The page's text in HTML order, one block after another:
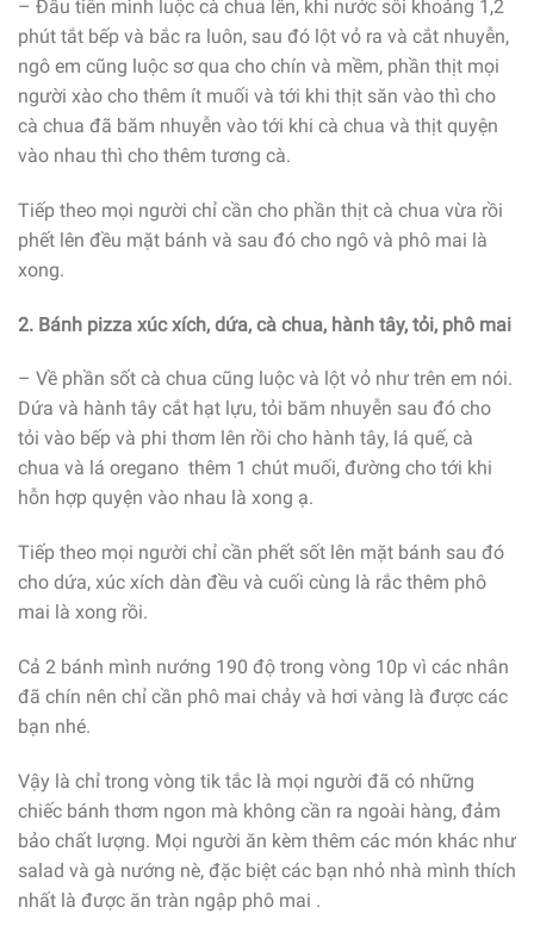
– Đầu tiên mình luộc cà chua lên, khi nước sôi khoảng 1,2
phút tắt bếp và bắc ra luôn, sau đó lột vỏ ra và cắt nhuyễn,
ngô em cũng luộc sơ qua cho chín và mềm, phần thịt mọi
người xào cho thêm ít muối và tới khi thịt săn vào thì cho
cà chua đã băm nhuyễn vào tới khi cà chua và thịt quyện
vào nhau thì cho thêm tương cà.
Tiếp theo mọi người chỉ cần cho phần thịt cà chua vừa rồi
phết lên đều mặt bánh và sau đó cho ngô và phô mai là
xong.
2. Bánh pizza xúc xích, dứa, cà chua, hành tây, tỏi, phô mai
– Về phần sốt cà chua cũng luộc và lột vỏ như trên em nói.
Dứa và hành tây cắt hạt lựu, tỏi băm nhuyễn sau đó cho
tỏi vào bếp và phi thơm lên rồi cho hành tây, lá quế, cà
chua và lá oregano thêm 1 chút muối, đường cho tới khi
hỗn hợp quyện vào nhau là xong ạ.
Tiếp theo mọi người chỉ cần phết sốt lên mặt bánh sau đó
cho dứa, xúc xích dàn đều và cuối cùng là rắc thêm phô
mai là xong rồi.
Cả 2 bánh mình nướng 190 độ trong vòng 10p vì các nhân
đã chín nên chỉ cần phô mai chảy và hơi vàng là được các
bạn nhé.
Vậy là chỉ trong vòng tik tắc là mọi người đã có những
chiếc bánh thơm ngon mà không cần ra ngoài hàng, đảm
bảo chất lượng. Mọi người ăn kèm thêm các món khác như
salad và gà nướng nè, đặc biệt các bạn nhỏ nhà mình thích
nhất là được ăn tràn ngập phô mai .